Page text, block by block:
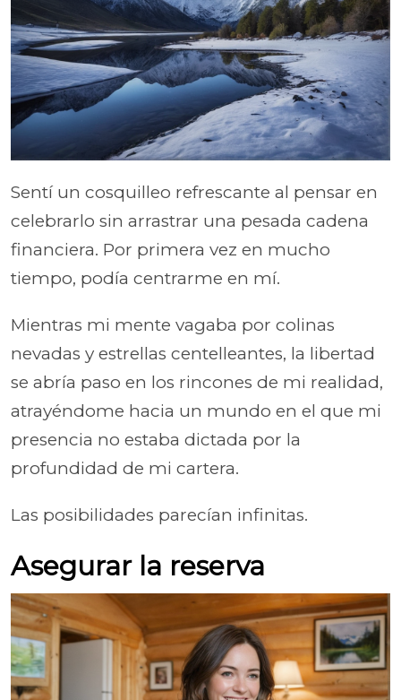
Sentí un cosquilleo refrescante al pensar en
celebrarlo sin arrastrar una pesada cadena
financiera. Por primera vez en mucho
tiempo, podía centrarme en mí.
Mientras mi mente vagaba por colinas
nevadas y estrellas centelleantes, la libertad
se abría paso en los rincones de mi realidad,
atrayéndome hacia un mundo en el que mi
presencia no estaba dictada por la
profundidad de mi cartera.
Las posibilidades parecían infinitas.
Asegurar la reserva